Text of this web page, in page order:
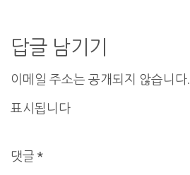
게
션
답글 남기기
이메일 주소는 공개되지 않습니다.
표시됩니다
댓글 *